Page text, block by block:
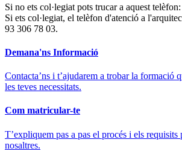
Si no ets col·legiat pots trucar a aquest
Si ets col·legiat, el telèfon d'atenció a
93 306 78 03.
Demana'ns Informació
Contacta’ns i t’ajudarem a trobar la formació
les teves necessitats.
Com matricular-te
T’expliquem pas a pas el procés i els requisits
nosaltres.